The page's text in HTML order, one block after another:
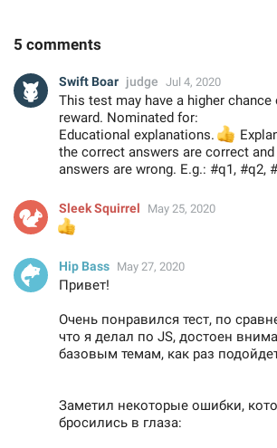
5 comments
Swift Boar judge Jul 4, 2020
This test may have a higher chance
reward. Nominated for:
Educational explanations.
👍
the correct answers are correct
answers are wrong. E.g.: #q1, #q2,
Sleek Squirrel May 25, 2020
Hip Bass May 27, 2020
Привет!
Очень понравился тест, по
что я делал по JS, достоен
базовым темам, как раз
Заметил некоторые ошибки,
бросились в глаза: